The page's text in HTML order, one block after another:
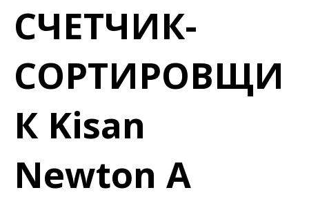
СЧЕТЧИК-
СОРТИРОВЩИ
К Kisan
Newton A